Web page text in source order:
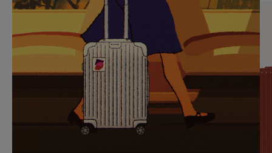
SUR
POUR
METTRE
PAUSE
VEUILLEZ
CLIQUER
POUR
RÉACTIVER
LE
SON